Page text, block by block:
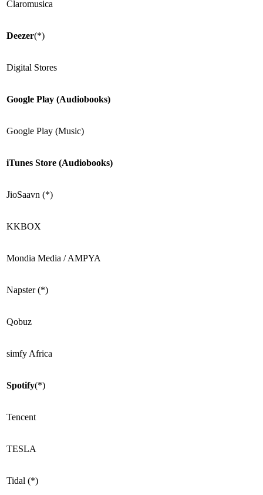
Claromusica
Deezer(*)
Digital Stores
Google Play (Audiobooks)
Google Play (Music)
iTunes Store (Audiobooks)
JioSaavn (*)
KKBOX
Mondia Media / AMPYA
Napster (*)
Qobuz
simfy Africa
Spotify(*)
Tencent
TESLA
Tidal (*)